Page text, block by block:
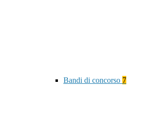
Bandi di concorso 7